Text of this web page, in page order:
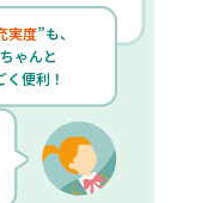
実度”も、
ゃんと
く便利！